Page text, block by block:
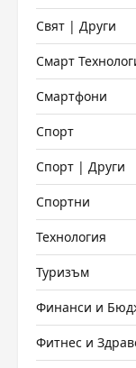
Свят | Други
Смарт
Смартфони
Спорт
Спорт | Други
Спортни
Технология
Туризъм
Финанси и
Фитнес и